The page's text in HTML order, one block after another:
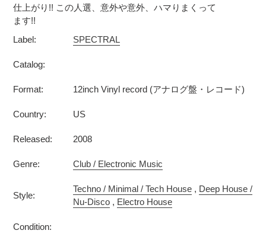
追
加
仕上がり!! この人選、意外や意外、ハマりまくって
ます!!
Label:
SPECTRAL
Catalog:
Format: 12inch Vinyl record (アナログ盤・レコード)
Country: US
Released: 2008
Genre: Club / Electronic Music
Style:
Techno / Minimal / Tech House , Deep House /
Nu-Disco , Electro House
Condition: